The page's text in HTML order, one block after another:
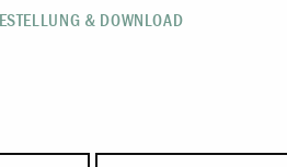
& DOWNLOAD